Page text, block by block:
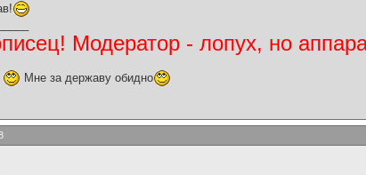
Модератор - лопух, но
Мне за державу обидно